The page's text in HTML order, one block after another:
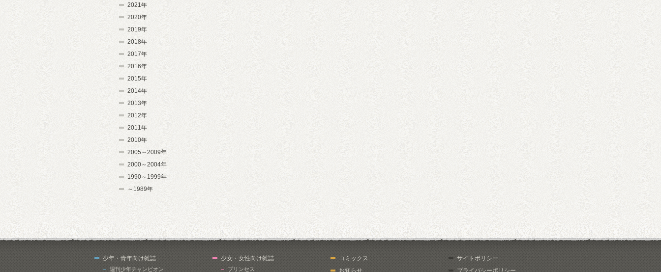
2021年
2020年
2019年
2018年
2017年
2016年
2015年
2014年
2013年
2012年
2011年
2010年
2005～2009年
2000～2004年
1990～1999年
～1989年
少年・青年向け雑誌
週刊少年チャンピオン
少女・女性向け雑誌
プリンセス
コミックス
お知らせ
サイトポリシー
プライバシーポリシー